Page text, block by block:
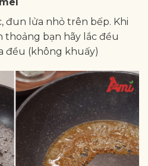
đun lửa nhỏ trên bếp. Khi
bạn hãy lắc đều
đều (không khuấy)